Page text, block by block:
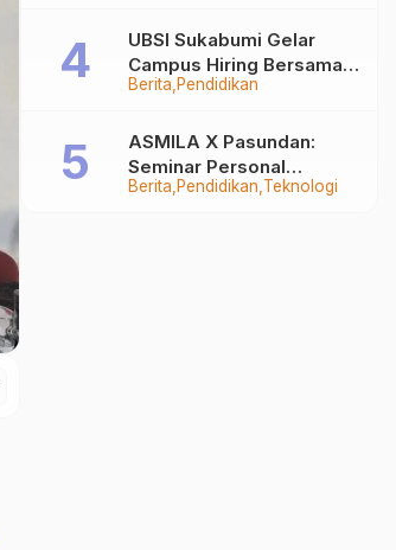
Berita Pendidikan
UBSI Sukabumi Gelar
Campus Hiring Bersama
PKSS, Buka Peluang Kerja
Berita Pendidikan Teknologi
ASMILA X Pasundan:
Seminar Personal
Branding dan Kreativitas